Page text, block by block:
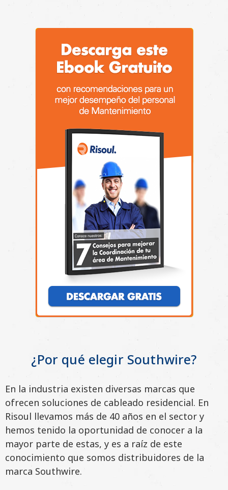
¿Por qué elegir Southwire?
En la industria existen diversas marcas que
ofrecen soluciones de cableado residencial. En
Risoul llevamos más de 40 años en el sector y
hemos tenido la oportunidad de conocer a la
mayor parte de estas, y es a raíz de este
conocimiento que somos distribuidores de la
marca Southwire.